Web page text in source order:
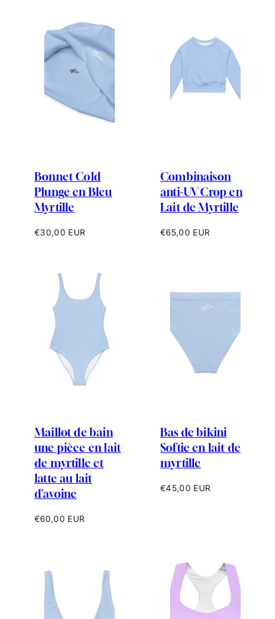
Bonnet Cold
Plunge en Bleu
Myrtille
Prix
€30,00 EUR
Combinaison
anti-UV Crop en
Lait de Myrtille
Prix
€65,00 EUR
Maillot de bain
une pièce en lait
de myrtille et
latte au lait
d'avoine
Prix
€60,00 EUR
Bas de bikini
Softie en lait de
myrtille
Prix
€45,00 EUR